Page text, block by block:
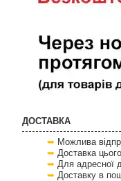
ДОСТАВКА
Можлива
Доставка
Для адресної
Доставку в